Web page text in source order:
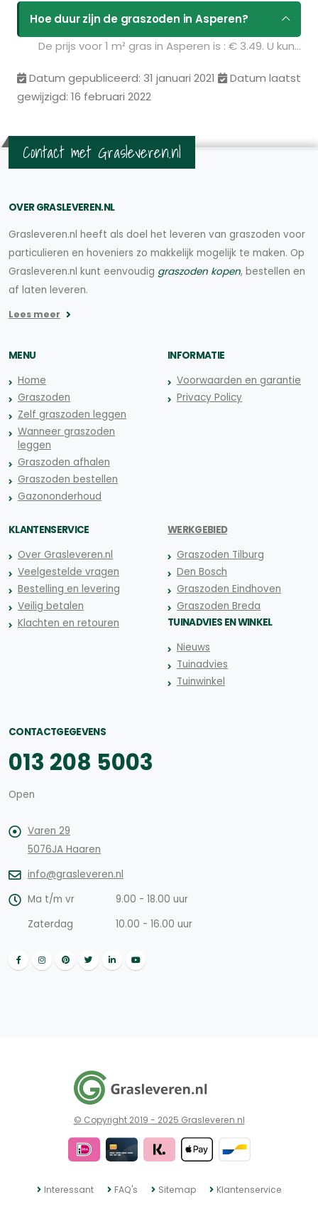
Hoe duur zijn de graszoden in Asperen?
De prijs voor 1 m² gras in Asperen is : € 3.49. U kunt deze graszoden bestellen via de volgende link:
Datum gepubliceerd: 31 januari 2021
Datum laatst
gewijzigd: 16 februari 2022
Contact met Grasleveren.nl
OVER GRASLEVEREN.NL
Grasleveren.nl heeft als doel het leveren van graszoden voor
particulieren en hoveniers zo makkelijk mogelijk te maken. Op
Grasleveren.nl kunt eenvoudig graszoden kopen, bestellen en
af laten leveren.
Lees meer
MENU
Home
Graszoden
Zelf graszoden leggen
Wanneer graszoden
leggen
Graszoden afhalen
Graszoden bestellen
Gazononderhoud
INFORMATIE
Voorwaarden en garantie
Privacy Policy
KLANTENSERVICE
Over Grasleveren.nl
Veelgestelde vragen
Bestelling en levering
Veilig betalen
Klachten en retouren
WERKGEBIED
Graszoden Tilburg
Den Bosch
Graszoden Eindhoven
Graszoden Breda
TUINADVIES EN WINKEL
Nieuws
Tuinadvies
Tuinwinkel
CONTACTGEGEVENS
013 208 5003
Open
Varen 29
5076JA Haaren
info@grasleveren.nl
Ma t/m vr
9.00 - 18.00 uur
Zaterdag
10.00 - 16.00 uur
© Copyright 2019 - 2025 Grasleveren.nl
Interessant FAQ's Sitemap Klantenservice